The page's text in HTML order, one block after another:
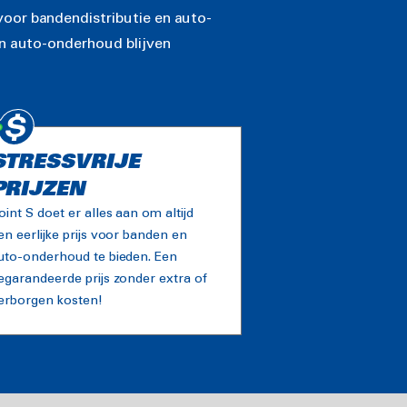
bandendistributie en auto-
auto-onderhoud blijven
S doet er alles aan om altijd
eerlijke prijs voor banden en
onderhoud te bieden. Een
prijs zonder extra of
kosten!